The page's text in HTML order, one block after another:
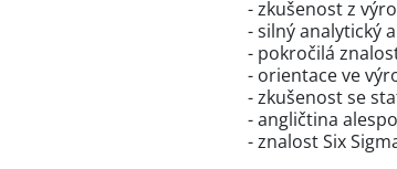
- zkušenost z
- silný analytický
- pokročilá
- orientace ve
- zkušenost se
- angličtina
- znalost Six